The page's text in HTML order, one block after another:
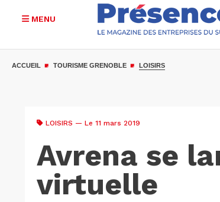
MENU
ACCUEIL TOURISME GRENOBLE LOISIRS
LOISIRS — Le 11 mars 2019
Avrena se
virtuelle